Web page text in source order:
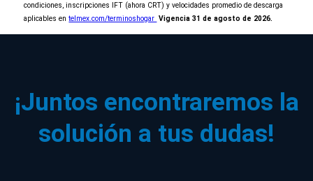
condiciones, inscripciones IFT (ahora CRT) y velocidades promedio de descarga
aplicables entelmex.com/terminoshogar Vigencia 31 de agosto de 2026.
¡Juntos encontraremos la
solución a tus dudas!